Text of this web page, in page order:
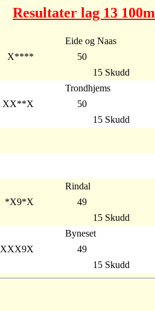
Resultater lag 13 100m
Eide og Naas
X**** 50
15 Skudd
Trondhjems
XX**X 50
15 Skudd
Rindal
*X9*X 49
15 Skudd
Byneset
XXX9X 49
15 Skudd